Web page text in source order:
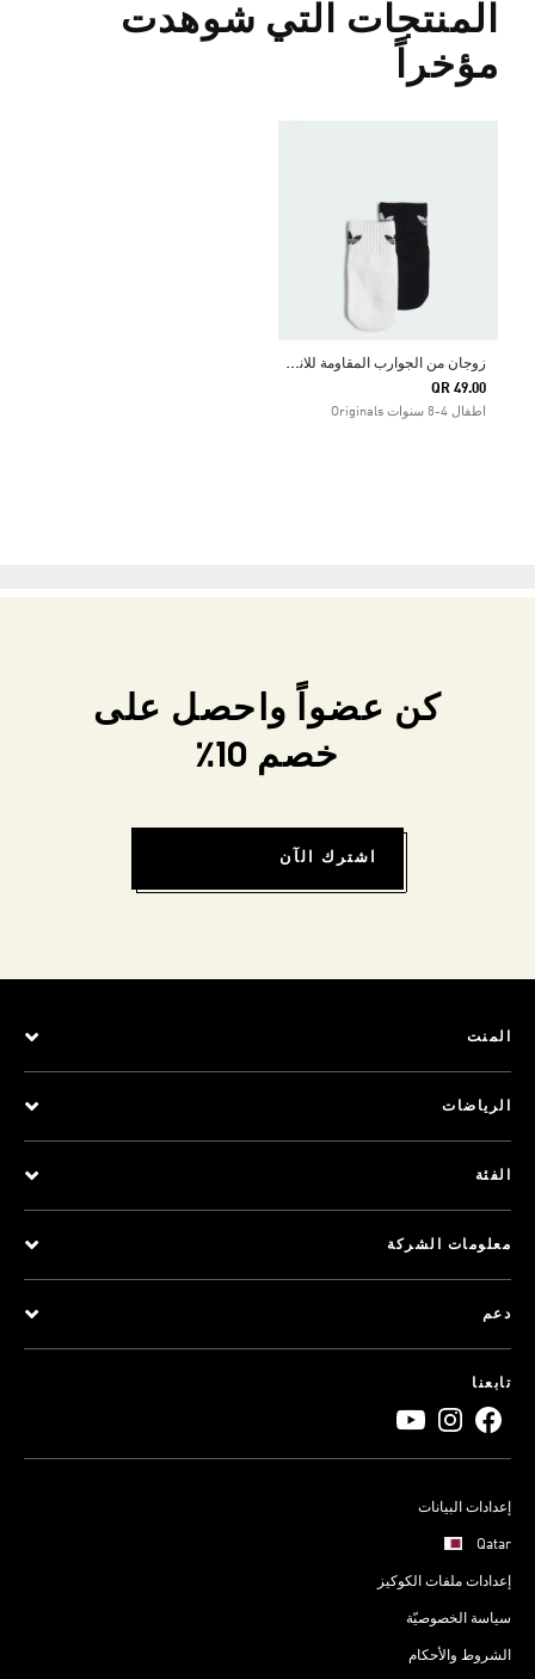
المنتجات التي شوهدت
مؤخراً
ز
وجان من الجوارب المقاومة للانزلاق للأطفال
QR 49.00
اطفال 4-8 سنوات Originals
كن عضواً واحصل على
خصم 10٪
اشترك الآن
المنت
الرياضات
الفئة
معلومات الشركة
دعم
تابعنا
إعدادات البيانات
Qatar
إعدادات ملفات الكوكيز
سياسة الخصوصيّة
الشروط والأحكام